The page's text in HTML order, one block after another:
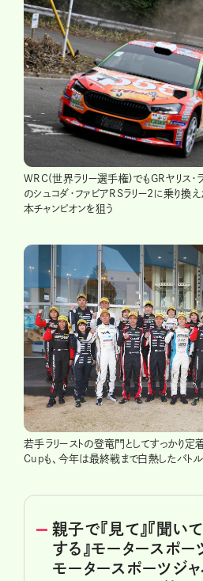
WRC(世界ラリー選手権)でもGRヤリス・
のシュコダ・ファビアRSラリー2に乗り換
本チャンピオンを狙う
若手ラリーストの登竜門としてすっかり
Cupも、今年は最終戦まで白熱したバト
親子で『見て』『聞いて
する』モータースポー
モータースポーツジ